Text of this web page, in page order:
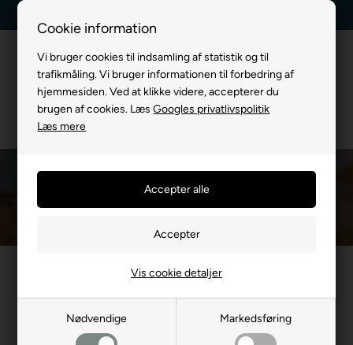
Cookie information
Vi bruger cookies til indsamling af statistik og til
trafikmåling. Vi bruger informationen til forbedring af
hjemmesiden. Ved at klikke videre, accepterer du
brugen af cookies. LæsGoogles privatlivspolitik
Læs mere
Nødvendige Markedsføring
Vis cookie detaljer
Kastearm til bold
Du er her:TIL HUND/Hundelegetøj/Kastearm til bold
Mest populære i Kastearm til